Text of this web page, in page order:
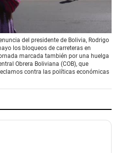
del presidente de Bolivia, Rodrigo
los bloqueos de carreteras en
marcada también por una huelga
Obrera Boliviana (COB), que
contra las políticas económicas